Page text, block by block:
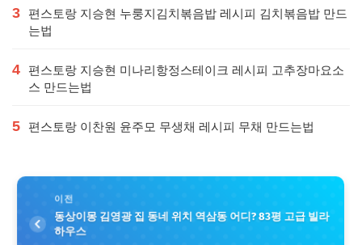
3
편스토랑 지승현 누룽지김치볶음밥 레시피 김치볶음밥 만드
는법
4
편스토랑 지승현 미나리항정스테이크 레시피 고추장마요소
스 만드는법
5 편스토랑 이찬원 윤주모 무생채 레시피 무채 만드는법
이전
동상이몽 김영광 집 동네 위치 역삼동 어디? 83평 고급 빌라
하우스